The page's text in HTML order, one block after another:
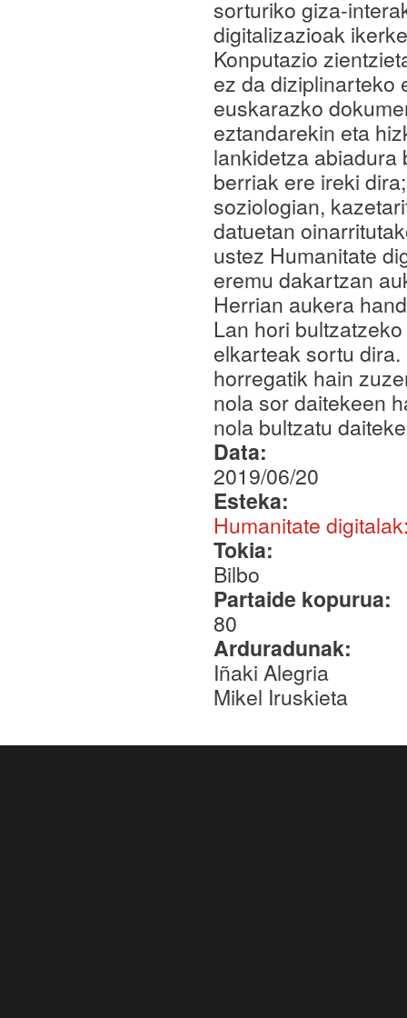
sorturiko giza-
digitalizazioak
Konputazio
ez da diziplinarteko
euskarazko
eztandarekin eta
lankidetza abiadura
berriak ere ireki
soziologian,
datuetan
ustez Humanitate
eremu dakartzan
Herrian aukera
Lan hori
elkarteak sortu
horregatik hain
nola sor daitekeen
nola bultzatu
Data:
2019/06/20
Esteka:
Humanitate
Tokia:
Bilbo
Partaide kopurua:
80
Arduradunak:
Iñaki Alegria
Mikel Iruskieta